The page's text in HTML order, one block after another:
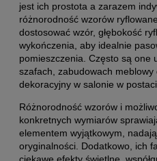
jest ich prostota a zarazem
różnorodność wzorów
dostosować wzór, głębokość
wykończenia, aby idealnie
pomieszczenia. Często są one
szafach, zabudowach meblowy
dekoracyjny w salonie w
Różnorodność wzorów i
konkretnych wymiarów
elementem wyjątkowym,
oryginalności. Dodatkowo, ich